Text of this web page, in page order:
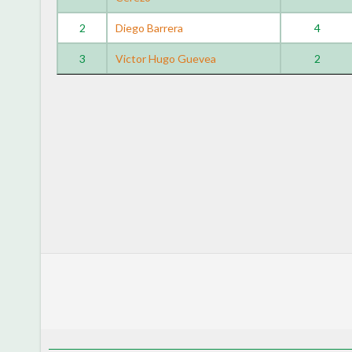
2 Diego Barrera 4
3 Victor Hugo Guevea 2